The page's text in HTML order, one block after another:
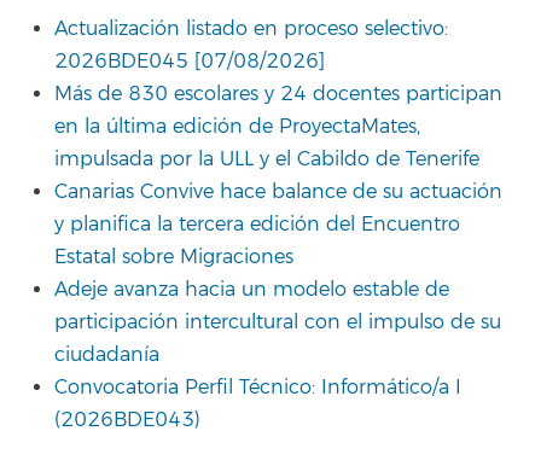
Actualización listado en proceso selectivo:
2026BDE045 [07/08/2026]
Más de 830 escolares y 24 docentes participan
en la última edición de ProyectaMates,
impulsada por la ULL y el Cabildo de Tenerife
Canarias Convive hace balance de su actuación
y planifica la tercera edición del Encuentro
Estatal sobre Migraciones
Adeje avanza hacia un modelo estable de
participación intercultural con el impulso de su
ciudadanía
Convocatoria Perfil Técnico: Informático/a I
(2026BDE043)